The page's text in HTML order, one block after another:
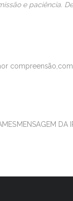
e paciência.
MENSAGEM DA